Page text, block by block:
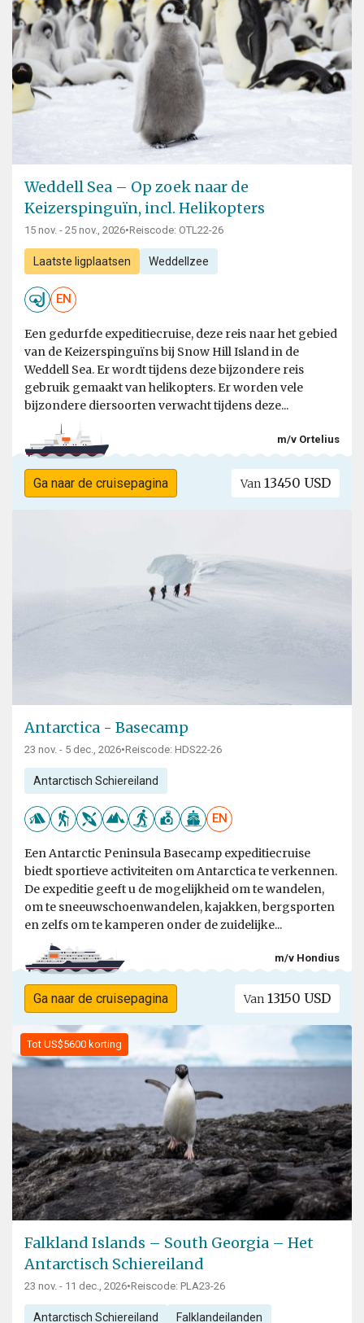
Weddell Sea – Op zoek naar de
Keizerspinguïn, incl. Helikopters
15 nov. - 25 nov., 2026•Reiscode: OTL22-26
Laatste ligplaatsen Weddellzee
EN
Een gedurfde expeditiecruise, deze reis naar het gebied
van de Keizerspinguïns bij Snow Hill Island in de
Weddell Sea. Er wordt tijdens deze bijzondere reis
gebruik gemaakt van helikopters. Er worden vele
bijzondere diersoorten verwacht tijdens deze...
m/v Ortelius
Ga naar de cruisepagina Van 13450 USD
Antarctica - Basecamp
23 nov. - 5 dec., 2026•Reiscode: HDS22-26
Antarctisch Schiereiland
EN
Een Antarctic Peninsula Basecamp expeditiecruise
biedt sportieve activiteiten om Antarctica te verkennen.
De expeditie geeft u de mogelijkheid om te wandelen,
om te sneeuwschoenwandelen, kajakken, bergsporten
en zelfs om te kamperen onder de zuidelijke...
m/v Hondius
Ga naar de cruisepagina Van 13150 USD
Tot US$5600 korting
Falkland Islands – South Georgia – Het
Antarctisch Schiereiland
23 nov. - 11 dec., 2026•Reiscode: PLA23-26
Antarctisch Schiereiland Falklandeilanden